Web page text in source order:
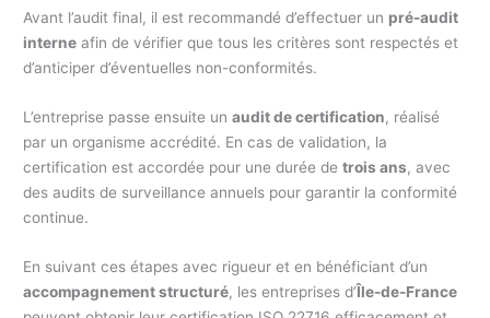
Avant l’audit final, il est recommandé d’effectuer un pré-audit
interne afin de vérifier que tous les critères sont respectés et
d’anticiper d’éventuelles non-conformités.
L’entreprise passe ensuite unaudit de certification, réalisé
par un organisme accrédité. En cas de validation, la
certification est accordée pour une durée detrois ans, avec
des audits de surveillance annuels pour garantir la conformité
continue.
En suivant ces étapes avec rigueur et en bénéficiant d’un
accompagnement structuré, les entreprises d’Île-de-France